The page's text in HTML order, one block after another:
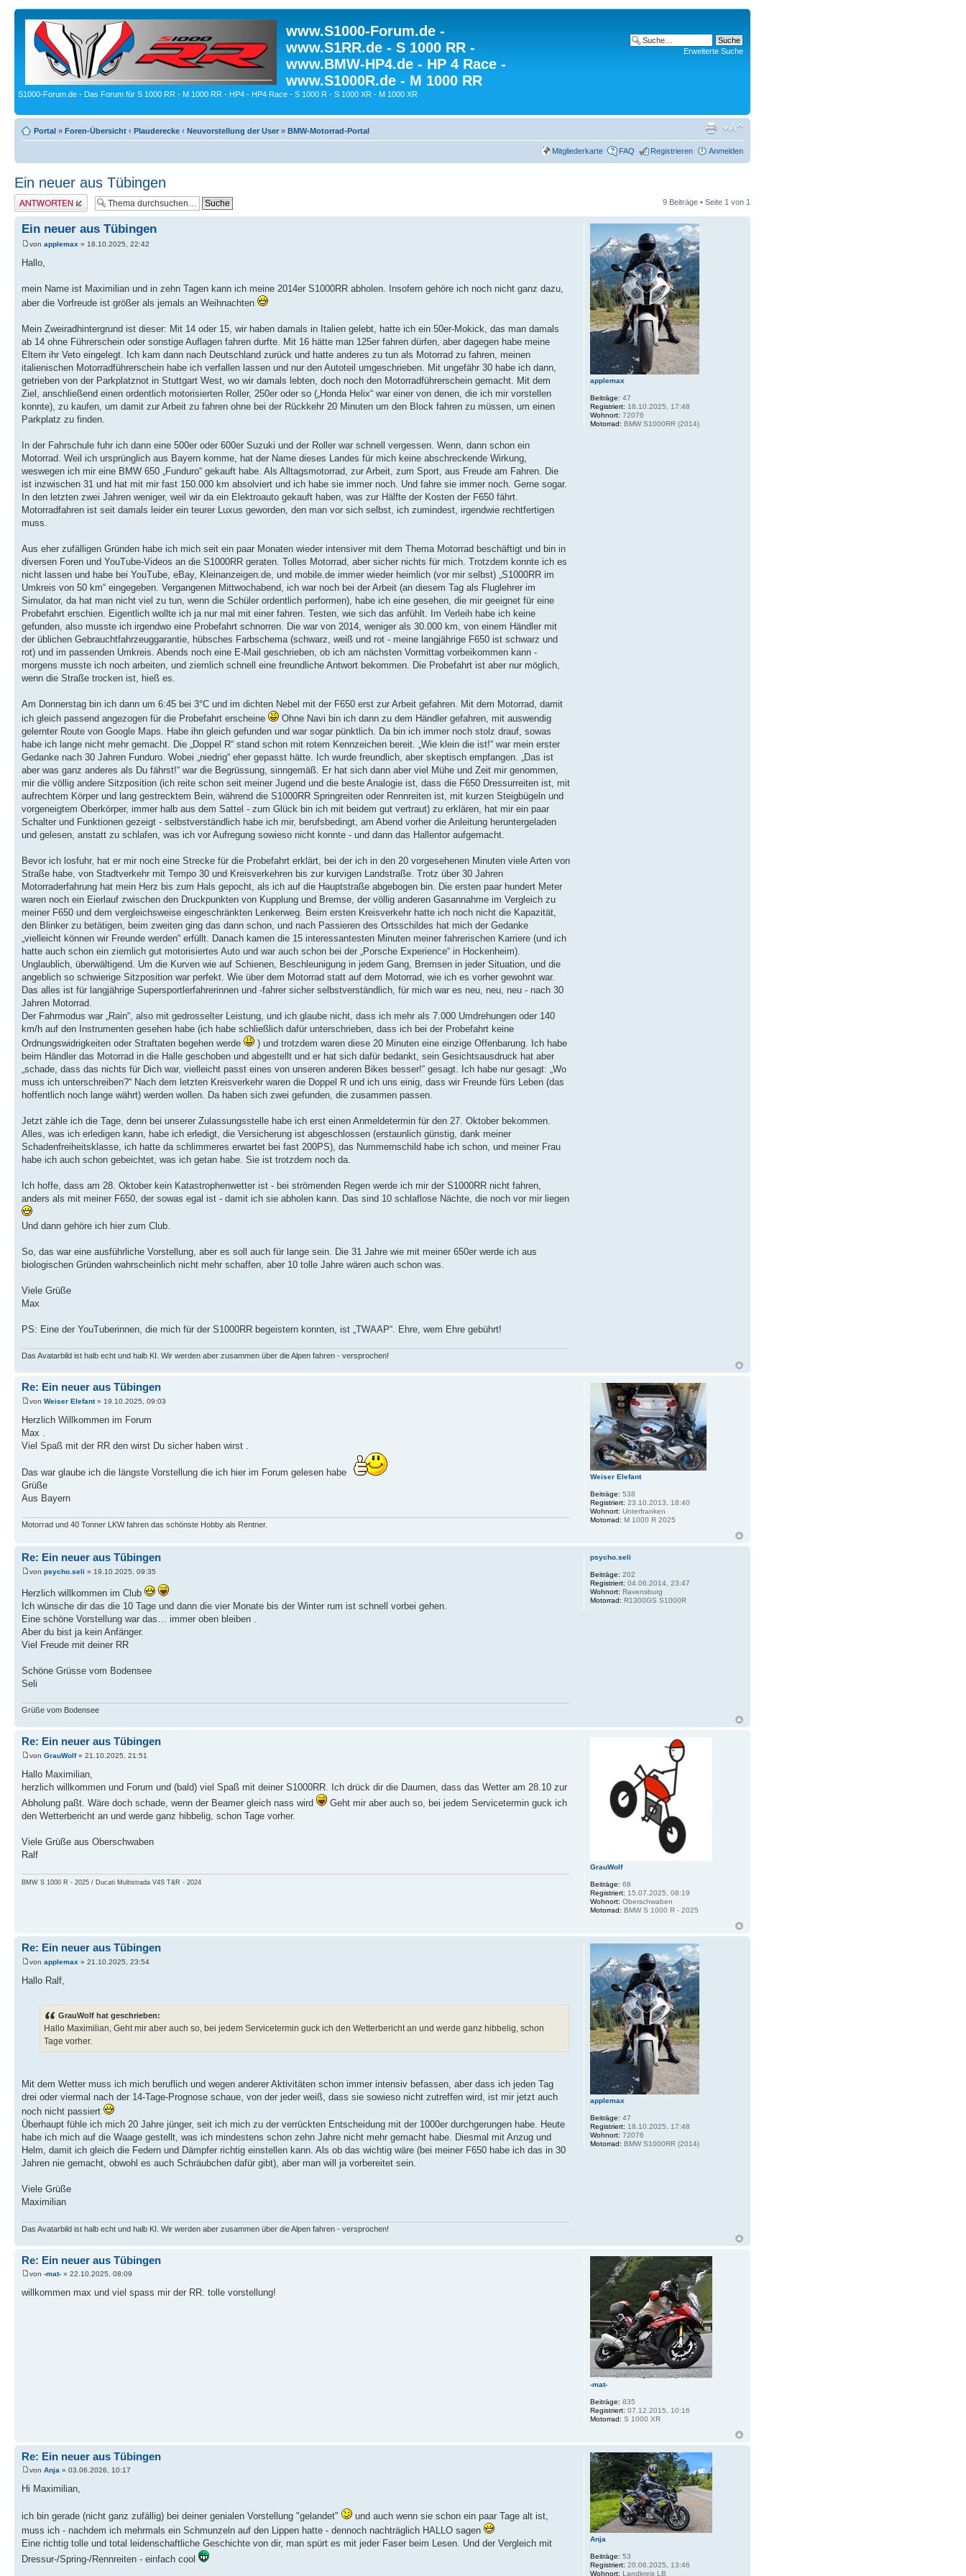
www.S1000-Forum.de -
www.S1RR.de - S 1000 RR -
www.BMW-HP4.de - HP 4 Race -
www.S1000R.de - M 1000 RR
S1000-Forum.de - Das Forum für S 1000 RR - M 1000 RR - HP4 - HP4 Race - S 1000 R - S 1000 XR - M 1000 XR
Erweiterte Suche
Portal » Foren-Übersicht ‹ Plauderecke ‹ Neuvorstellung der User » BMW-Motorrad-Portal
Mitgliederkarte FAQ Registrieren Anmelden
Ein neuer aus Tübingen
Antwort erstellen 9 Beiträge • Seite 1 von 1
Ein neuer aus Tübingen
von applemax » 18.10.2025, 22:42
Hallo,
mein Name ist Maximilian und in zehn Tagen kann ich meine 2014er S1000RR abholen. Insofern gehöre ich noch nicht ganz dazu,
aber die Vorfreude ist größer als jemals an Weihnachten
Mein Zweiradhintergrund ist dieser: Mit 14 oder 15, wir haben damals in Italien gelebt, hatte ich ein 50er-Mokick, das man damals
ab 14 ohne Führerschein oder sonstige Auflagen fahren durfte. Mit 16 hätte man 125er fahren dürfen, aber dagegen habe meine
Eltern ihr Veto eingelegt. Ich kam dann nach Deutschland zurück und hatte anderes zu tun als Motorrad zu fahren, meinen
italienischen Motorradführerschein habe ich verfallen lassen und nur den Autoteil umgeschrieben. Mit ungefähr 30 habe ich dann,
getrieben von der Parkplatznot in Stuttgart West, wo wir damals lebten, doch noch den Motorradführerschein gemacht. Mit dem
Ziel, anschließend einen ordentlich motorisierten Roller, 250er oder so („Honda Helix“ war einer von denen, die ich mir vorstellen
konnte), zu kaufen, um damit zur Arbeit zu fahren ohne bei der Rückkehr 20 Minuten um den Block fahren zu müssen, um einen
Parkplatz zu finden.
In der Fahrschule fuhr ich dann eine 500er oder 600er Suzuki und der Roller war schnell vergessen. Wenn, dann schon ein
Motorrad. Weil ich ursprünglich aus Bayern komme, hat der Name dieses Landes für mich keine abschreckende Wirkung,
weswegen ich mir eine BMW 650 „Funduro“ gekauft habe. Als Alltagsmotorrad, zur Arbeit, zum Sport, aus Freude am Fahren. Die
ist inzwischen 31 und hat mit mir fast 150.000 km absolviert und ich habe sie immer noch. Und fahre sie immer noch. Gerne sogar.
In den letzten zwei Jahren weniger, weil wir da ein Elektroauto gekauft haben, was zur Hälfte der Kosten der F650 fährt.
Motorradfahren ist seit damals leider ein teurer Luxus geworden, den man vor sich selbst, ich zumindest, irgendwie rechtfertigen
muss.
Aus eher zufälligen Gründen habe ich mich seit ein paar Monaten wieder intensiver mit dem Thema Motorrad beschäftigt und bin in
diversen Foren und YouTube-Videos an die S1000RR geraten. Tolles Motorrad, aber sicher nichts für mich. Trotzdem konnte ich es
nicht lassen und habe bei YouTube, eBay, Kleinanzeigen.de, und mobile.de immer wieder heimlich (vor mir selbst) „S1000RR im
Umkreis von 50 km“ eingegeben. Vergangenen Mittwochabend, ich war noch bei der Arbeit (an diesem Tag als Fluglehrer im
Simulator, da hat man nicht viel zu tun, wenn die Schüler ordentlich performen), habe ich eine gesehen, die mir geeignet für eine
Probefahrt erschien. Eigentlich wollte ich ja nur mal mit einer fahren. Testen, wie sich das anfühlt. Im Verleih habe ich keine
gefunden, also musste ich irgendwo eine Probefahrt schnorren. Die war von 2014, weniger als 30.000 km, von einem Händler mit
der üblichen Gebrauchtfahrzeuggarantie, hübsches Farbschema (schwarz, weiß und rot - meine langjährige F650 ist schwarz und
rot) und im passenden Umkreis. Abends noch eine E-Mail geschrieben, ob ich am nächsten Vormittag vorbeikommen kann -
morgens musste ich noch arbeiten, und ziemlich schnell eine freundliche Antwort bekommen. Die Probefahrt ist aber nur möglich,
wenn die Straße trocken ist, hieß es.
Am Donnerstag bin ich dann um 6:45 bei 3°C und im dichten Nebel mit der F650 erst zur Arbeit gefahren. Mit dem Motorrad, damit
ich gleich passend angezogen für die Probefahrt erscheine
Ohne Navi bin ich dann zu dem Händler gefahren, mit auswendig
gelernter Route von Google Maps. Habe ihn gleich gefunden und war sogar pünktlich. Da bin ich immer noch stolz drauf, sowas
habe ich lange nicht mehr gemacht. Die „Doppel R“ stand schon mit rotem Kennzeichen bereit. „Wie klein die ist!“ war mein erster
Gedanke nach 30 Jahren Funduro. Wobei „niedrig“ eher gepasst hätte. Ich wurde freundlich, aber skeptisch empfangen. „Das ist
aber was ganz anderes als Du fährst!“ war die Begrüssung, sinngemäß. Er hat sich dann aber viel Mühe und Zeit mir genommen,
mir die völlig andere Sitzposition (ich reite schon seit meiner Jugend und die beste Analogie ist, dass die F650 Dressurreiten ist, mit
aufrechtem Körper und lang gestrecktem Bein, während die S1000RR Springreiten oder Rennreiten ist, mit kurzen Steigbügeln und
vorgeneigtem Oberkörper, immer halb aus dem Sattel - zum Glück bin ich mit beidem gut vertraut) zu erklären, hat mir ein paar
Schalter und Funktionen gezeigt - selbstverständlich habe ich mir, berufsbedingt, am Abend vorher die Anleitung heruntergeladen
und gelesen, anstatt zu schlafen, was ich vor Aufregung sowieso nicht konnte - und dann das Hallentor aufgemacht.
Bevor ich losfuhr, hat er mir noch eine Strecke für die Probefahrt erklärt, bei der ich in den 20 vorgesehenen Minuten viele Arten von
Straße habe, von Stadtverkehr mit Tempo 30 und Kreisverkehren bis zur kurvigen Landstraße. Trotz über 30 Jahren
Motorraderfahrung hat mein Herz bis zum Hals gepocht, als ich auf die Hauptstraße abgebogen bin. Die ersten paar hundert Meter
waren noch ein Eierlauf zwischen den Druckpunkten von Kupplung und Bremse, der völlig anderen Gasannahme im Vergleich zu
meiner F650 und dem vergleichsweise eingeschränkten Lenkerweg. Beim ersten Kreisverkehr hatte ich noch nicht die Kapazität,
den Blinker zu betätigen, beim zweiten ging das dann schon, und nach Passieren des Ortsschildes hat mich der Gedanke
„vielleicht können wir Freunde werden“ erfüllt. Danach kamen die 15 interessantesten Minuten meiner fahrerischen Karriere (und ich
hatte auch schon ein ziemlich gut motorisiertes Auto und war auch schon bei der „Porsche Experience“ in Hockenheim).
Unglaublich, überwältigend. Um die Kurven wie auf Schienen, Beschleunigung in jedem Gang, Bremsen in jeder Situation, und die
angeblich so schwierige Sitzposition war perfekt. Wie über dem Motorrad statt auf dem Motorrad, wie ich es vorher gewohnt war.
Das alles ist für langjährige Supersportlerfahrerinnen und -fahrer sicher selbstverständlich, für mich war es neu, neu, neu - nach 30
Jahren Motorrad.
Der Fahrmodus war „Rain“, also mit gedrosselter Leistung, und ich glaube nicht, dass ich mehr als 7.000 Umdrehungen oder 140
km/h auf den Instrumenten gesehen habe (ich habe schließlich dafür unterschrieben, dass ich bei der Probefahrt keine
Ordnungswidrigkeiten oder Straftaten begehen werde
) und trotzdem waren diese 20 Minuten eine einzige Offenbarung. Ich habe
beim Händler das Motorrad in die Halle geschoben und abgestellt und er hat sich dafür bedankt, sein Gesichtsausdruck hat aber
„schade, dass das nichts für Dich war, vielleicht passt eines von unseren anderen Bikes besser!“ gesagt. Ich habe nur gesagt: „Wo
muss ich unterschreiben?“ Nach dem letzten Kreisverkehr waren die Doppel R und ich uns einig, dass wir Freunde fürs Leben (das
hoffentlich noch lange währt) werden wollen. Da haben sich zwei gefunden, die zusammen passen.
Jetzt zähle ich die Tage, denn bei unserer Zulassungsstelle habe ich erst einen Anmeldetermin für den 27. Oktober bekommen.
Alles, was ich erledigen kann, habe ich erledigt, die Versicherung ist abgeschlossen (erstaunlich günstig, dank meiner
Schadenfreiheitsklasse, ich hatte da schlimmeres erwartet bei fast 200PS), das Nummernschild habe ich schon, und meiner Frau
habe ich auch schon gebeichtet, was ich getan habe. Sie ist trotzdem noch da.
Ich hoffe, dass am 28. Oktober kein Katastrophenwetter ist - bei strömenden Regen werde ich mir der S1000RR nicht fahren,
anders als mit meiner F650, der sowas egal ist - damit ich sie abholen kann. Das sind 10 schlaflose Nächte, die noch vor mir liegen
Und dann gehöre ich hier zum Club.
So, das war eine ausführliche Vorstellung, aber es soll auch für lange sein. Die 31 Jahre wie mit meiner 650er werde ich aus
biologischen Gründen wahrscheinlich nicht mehr schaffen, aber 10 tolle Jahre wären auch schon was.
Viele Grüße
Max
PS: Eine der YouTuberinnen, die mich für der S1000RR begeistern konnten, ist „TWAAP“. Ehre, wem Ehre gebührt!
Das Avatarbild ist halb echt und halb KI. Wir werden aber zusammen über die Alpen fahren - versprochen!
applemax
Beiträge: 47
Registriert: 18.10.2025, 17:48
Wohnort: 72076
Motorrad: BMW S1000RR (2014)
Re: Ein neuer aus Tübingen
von Weiser Elefant» 19.10.2025, 09:03
Herzlich Willkommen im Forum
Max .
Viel Spaß mit der RR den wirst Du sicher haben wirst .
Das war glaube ich die längste Vorstellung die ich hier im Forum gelesen habe
Grüße
Aus Bayern
Motorrad und 40 Tonner LKW fahren das schönste Hobby als Rentner.
Weiser Elefant
Beiträge: 538
Registriert: 23.10.2013, 18:40
Wohnort: Unterfranken
Motorrad: M 1000 R 2025
Re: Ein neuer aus Tübingen
von psycho.seli » 19.10.2025, 09:35
Herzlich willkommen im Club
Ich wünsche dir das die 10 Tage und dann die vier Monate bis der Winter rum ist schnell vorbei gehen.
Eine schöne Vorstellung war das… immer oben bleiben .
Aber du bist ja kein Anfänger.
Viel Freude mit deiner RR
Schöne Grüsse vom Bodensee
Seli
Grüße vom Bodensee
psycho.seli
Beiträge: 202
Registriert: 04.06.2014, 23:47
Wohnort: Ravensburg
Motorrad: R1300GS S1000R
Re: Ein neuer aus Tübingen
von GrauWolf» 21.10.2025, 21:51
Hallo Maximilian,
herzlich willkommen und Forum und (bald) viel Spaß mit deiner S1000RR. Ich drück dir die Daumen, dass das Wetter am 28.10 zur
Abholung paßt. Wäre doch schade, wenn der Beamer gleich nass wird
Geht mir aber auch so, bei jedem Servicetermin guck ich
den Wetterbericht an und werde ganz hibbelig, schon Tage vorher.
Viele Grüße aus Oberschwaben
Ralf
BMW S 1000 R - 2025 / Ducati Multistrada V4S T&R - 2024
GrauWolf
Beiträge: 68
Registriert: 15.07.2025, 08:19
Wohnort: Oberschwaben
Motorrad: BMW S 1000 R - 2025
Re: Ein neuer aus Tübingen
von applemax » 21.10.2025, 23:54
Hallo Ralf,
GrauWolf hat geschrieben:
Hallo Maximilian, Geht mir aber auch so, bei jedem Servicetermin guck ich den Wetterbericht an und werde ganz hibbelig, schon
Tage vorher.
Mit dem Wetter muss ich mich beruflich und wegen anderer Aktivitäten schon immer intensiv befassen, aber dass ich jeden Tag
drei oder viermal nach der 14-Tage-Prognose schaue, von der jeder weiß, dass sie sowieso nicht zutreffen wird, ist mir jetzt auch
noch nicht passiert
Überhaupt fühle ich mich 20 Jahre jünger, seit ich mich zu der verrückten Entscheidung mit der 1000er durchgerungen habe. Heute
habe ich mich auf die Waage gestellt, was ich mindestens schon zehn Jahre nicht mehr gemacht habe. Diesmal mit Anzug und
Helm, damit ich gleich die Federn und Dämpfer richtig einstellen kann. Als ob das wichtig wäre (bei meiner F650 habe ich das in 30
Jahren nie gemacht, obwohl es auch Schräubchen dafür gibt), aber man will ja vorbereitet sein.
Viele Grüße
Maximilian
Das Avatarbild ist halb echt und halb KI. Wir werden aber zusammen über die Alpen fahren - versprochen!
applemax
Beiträge: 47
Registriert: 18.10.2025, 17:48
Wohnort: 72076
Motorrad: BMW S1000RR (2014)
Re: Ein neuer aus Tübingen
von -mat- » 22.10.2025, 08:09
willkommen max und viel spass mir der RR. tolle vorstellung!
-mat-
Beiträge: 835
Registriert: 07.12.2015, 10:16
Motorrad: S 1000 XR
Re: Ein neuer aus Tübingen
von Anja » 03.06.2026, 10:17
Hi Maximilian,
ich bin gerade (nicht ganz zufällig) bei deiner genialen Vorstellung "gelandet"
und auch wenn sie schon ein paar Tage alt ist,
muss ich - nachdem ich mehrmals ein Schmunzeln auf den Lippen hatte - dennoch nachträglich HALLO sagen
Eine richtig tolle und total leidenschaftliche Geschichte von dir, man spürt es mit jeder Faser beim Lesen. Und der Vergleich mit
Dressur-/Spring-/Rennreiten - einfach cool
Anja
Beiträge: 53
Registriert: 20.06.2025, 13:46
Wohnort: Landkreis LB